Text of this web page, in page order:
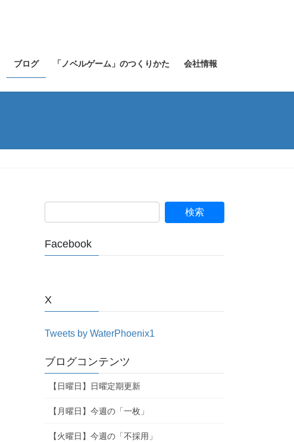
ブログ 「ノベルゲーム」のつくりかた 会社情報
Facebook
X
Tweets by WaterPhoenix1
ブログコンテンツ
【日曜日】日曜定期更新
【月曜日】今週の「一枚」
【火曜日】今週の「不採用」